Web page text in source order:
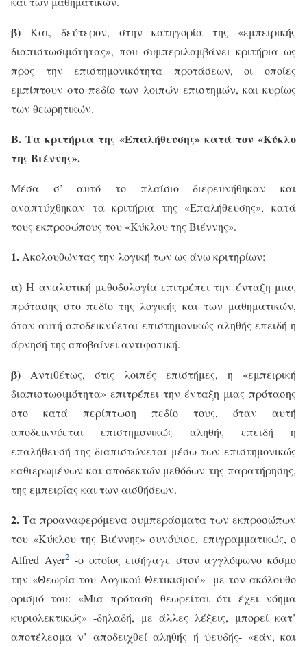
β) Και, δεύτερον, στην κατηγορία της «εμπειρικής
διαπιστωσιμότητας», που συμπεριλαμβάνει κριτήρια ως
προς την επιστημονικότητα προτάσεων, οι οποίες
εμπίπτουν στο πεδίο των λοιπών επιστημών, και κυρίως
των θεωρητικών.
Β. Τα κριτήρια της «Επαλήθευσης» κατά τον «Κύκλο
της Βιέννης».
Μέσα σ’ αυτό το πλαίσιο διερευνήθηκαν και
αναπτύχθηκαν τα κριτήρια της «Επαλήθευσης», κατά
τους εκπροσώπους του «Κύκλου της Βιέννης».
1.Ακολουθώντας την λογική των ως άνω κριτηρίων:
α)Η αναλυτική μεθοδολογία επιτρέπει την ένταξη μιας
πρότασης στο πεδίο της λογικής και των μαθηματικών,
όταν αυτή αποδεικνύεται επιστημονικώς αληθής επειδή η
άρνησή της αποβαίνει αντιφατική.
β) Αντιθέτως, στις λοιπές επιστήμες, η «εμπειρική
διαπιστωσιμότητα» επιτρέπει την ένταξη μιας πρότασης
στο κατά περίπτωση πεδίο τους, όταν αυτή
αποδεικνύεται επιστημονικώς αληθής επειδή η
επαλήθευσή της διαπιστώνεται μέσω των επιστημονικώς
καθιερωμένων και αποδεκτών μεθόδων της παρατήρησης,
της εμπειρίας και των αισθήσεων.
2. Τα προαναφερόμενα συμπεράσματα των εκπροσώπων
του «Κύκλου της Βιέννης» συνόψισε, επιγραμματικώς, ο
Alfred Ayer2-ο οποίος εισήγαγε στον αγγλόφωνο κόσμο
την «Θεωρία του Λογικού Θετικισμού»- με τον ακόλουθο
ορισμό του: «Μια πρόταση θεωρείται ότι έχει νόημα
κυριολεκτικώς» -δηλαδή, με άλλες λέξεις, μπορεί κατ’
αποτέλεσμα ν’ αποδειχθεί αληθής ή ψευδής- «εάν, και